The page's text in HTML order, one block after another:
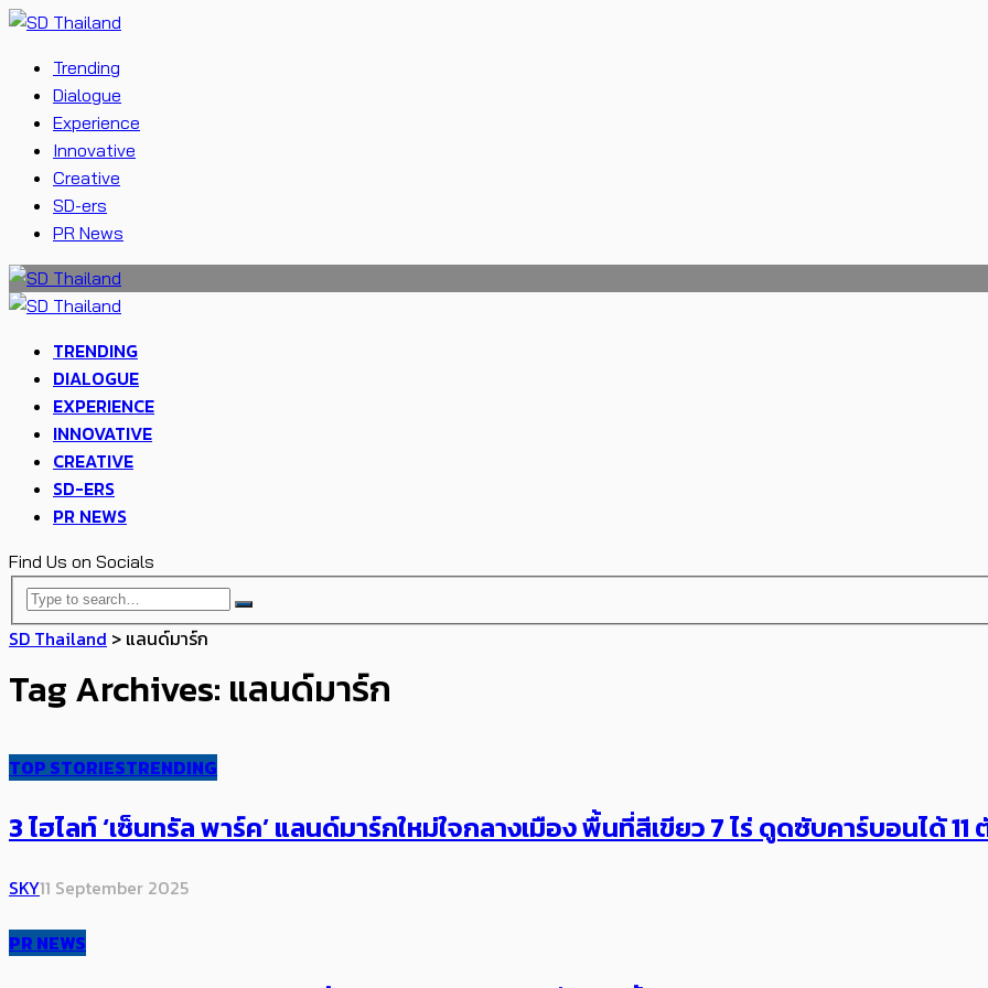
Trending
Dialogue
Experience
Innovative
Creative
SD-ers
PR News
TRENDING
DIALOGUE
EXPERIENCE
INNOVATIVE
CREATIVE
SD-ERS
PR NEWS
Find Us on Socials
SD Thailand > แลนด์มาร์ก
Tag Archives: แลนด์มาร์ก
TOP STORIESTRENDING
3 ไฮไลท์​ ‘เซ็นทรัล พาร์ค’ แลนด์มาร์กใหม่ใจกลางเมือง พื้นที่สีเขียว 7 ไร่ ดูดซับคาร์บอนได้
SKY11 September 2025
PR NEWS